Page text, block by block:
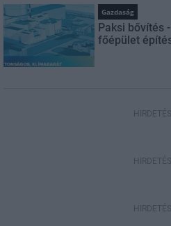
Gazdaság
Paksi bővítés
főépület
HIRDETÉS
HIRDETÉS
HIRDETÉS